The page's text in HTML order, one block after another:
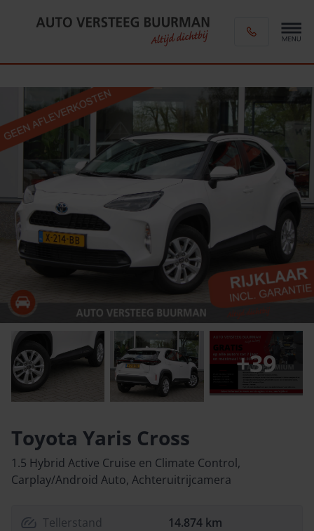
+39
Toyota Yaris Cross
1.5 Hybrid Active Cruise en Climate Control,
Carplay/Android Auto, Achteruitrijcamera
Tellerstand
14.874 km